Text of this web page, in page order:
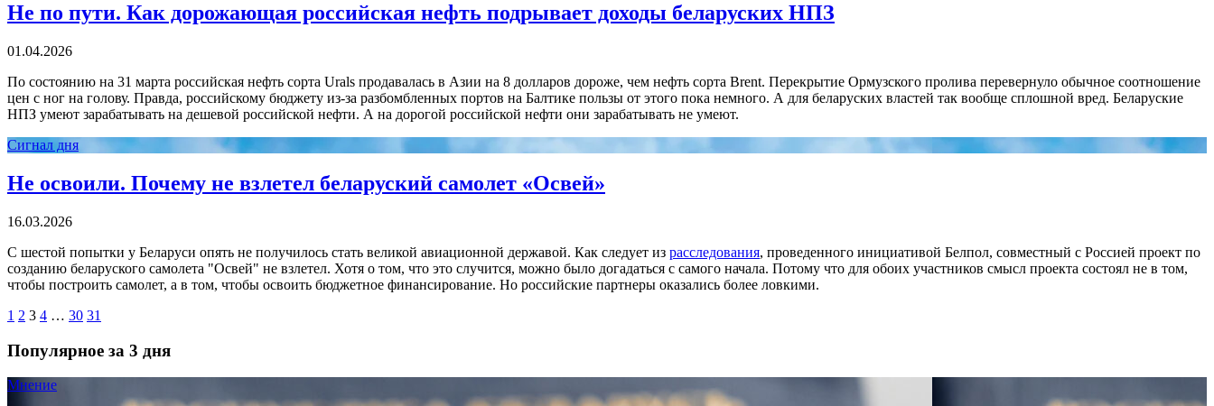
Не по пути. Как дорожающая российская нефть подрывает доходы беларуских НПЗ
01.04.2026
По состоянию на 31 марта российская нефть сорта Urals продавалась в Азии на 8 долларов дороже, чем нефть сорта Brent. Перекрытие Ормузского пролива перевернуло обычное соотношение
цен с ног на голову. Правда, российскому бюджету из-за разбомбленных портов на Балтике пользы от этого пока немного. А для беларуских властей так вообще сплошной вред. Беларуские
НПЗ умеют зарабатывать на дешевой российской нефти. А на дорогой российской нефти они зарабатывать не умеют.
Сигнал дня
Не освоили. Почему не взлетел беларуский самолет «Освей»
16.03.2026
С шестой попытки у Беларуси опять не получилось стать великой авиационной державой. Как следует из расследования, проведенного инициативой Белпол, совместный с Россией проект по
созданию беларуского самолета "Освей" не взлетел. Хотя о том, что это случится, можно было догадаться с самого начала. Потому что для обоих участников смысл проекта состоял не в том,
чтобы построить самолет, а в том, чтобы освоить бюджетное финансирование. Но российские партнеры оказались более ловкими.
1 2 3 4 … 30 31
Популярное за 3 дня
Мнение